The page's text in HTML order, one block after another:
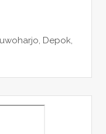
Depok,